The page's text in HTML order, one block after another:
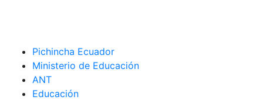
Pichincha Ecuador
Ministerio de Educación
ANT
Educación